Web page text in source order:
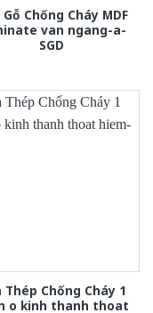
Gỗ Chống Cháy MDF
van ngang-a-
SGD
Thép Chống Cháy 1
o kinh thanh thoat